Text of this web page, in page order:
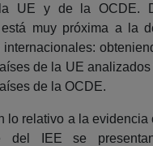
la UE y de la OCDE.
muy próxima a la
internacionales:
de la UE
de la OCDE.
lo relativo a la evidencia
del IEE se